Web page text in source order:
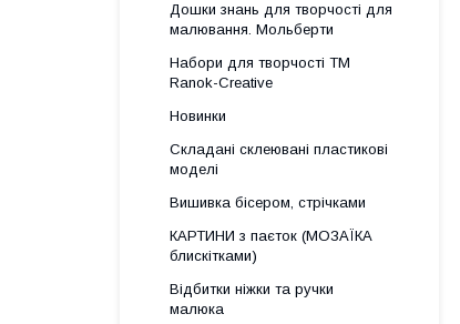
Дошки знань для творчості для
малювання. Мольберти
Набори для творчості ТМ
Ranok-Creative
Новинки
Складані склеювані пластикові
моделі
Вишивка бісером, стрічками
КАРТИНИ з паєток (МОЗАЇКА
блискітками)
Відбитки ніжки та ручки
малюка